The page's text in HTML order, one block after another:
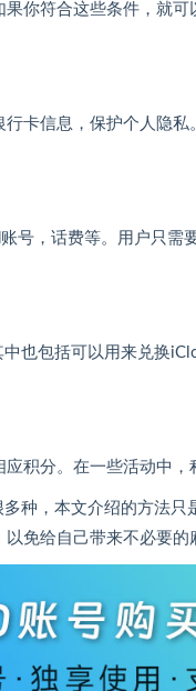
你符合这些条件，就
卡信息，保护个人隐
号，话费等。用户只需
也包括可以用来兑换
积分。在一些活动中，
种，本文介绍的方法只
免给自己带来不必要的